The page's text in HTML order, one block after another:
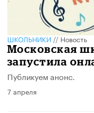
ШКОЛЬНИКИ//Новость
Московская
запустила
Публикуем анонс.
7 апреля